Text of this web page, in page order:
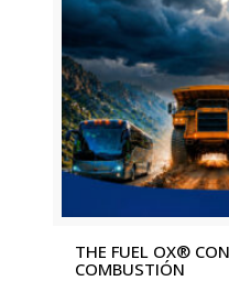
THE FUEL OX®
COMBUSTIÓN